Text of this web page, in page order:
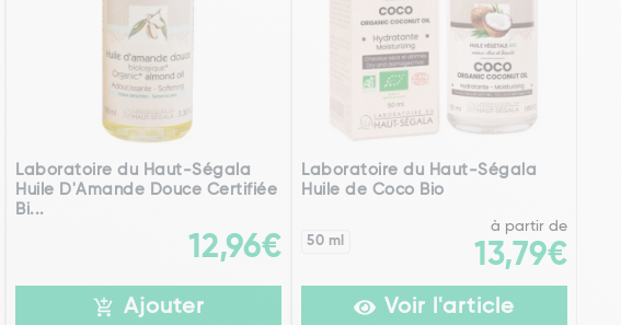
Laboratoire du Haut-Ségala
Huile D'Amande Douce Certifiée
Bi...
12,96€
Ajouter
Laboratoire du Haut-Ségala
Huile de Coco Bio
50 ml
à partir de
13,79€
Voir l'article